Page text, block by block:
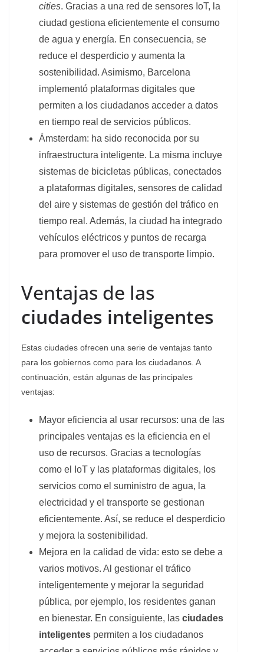
cities. Gracias a una red de sensores IoT, la
ciudad gestiona eficientemente el consumo
de agua y energía. En consecuencia, se
reduce el desperdicio y aumenta la
sostenibilidad. Asimismo, Barcelona
implementó plataformas digitales que
permiten a los ciudadanos acceder a datos
en tiempo real de servicios públicos.
Ámsterdam: ha sido reconocida por su
infraestructura inteligente. La misma incluye
sistemas de bicicletas públicas, conectados
a plataformas digitales, sensores de calidad
del aire y sistemas de gestión del tráfico en
tiempo real. Además, la ciudad ha integrado
vehículos eléctricos y puntos de recarga
para promover el uso de transporte limpio.
Ventajas de las
ciudades inteligentes
Estas ciudades ofrecen una serie de ventajas tanto
para los gobiernos como para los ciudadanos. A
continuación, están algunas de las principales
ventajas:
Mayor eficiencia al usar recursos: una de las
principales ventajas es la eficiencia en el
uso de recursos. Gracias a tecnologías
como el IoT y las plataformas digitales, los
servicios como el suministro de agua, la
electricidad y el transporte se gestionan
eficientemente. Así, se reduce el desperdicio
y mejora la sostenibilidad.
Mejora en la calidad de vida: esto se debe a
varios motivos. Al gestionar el tráfico
inteligentemente y mejorar la seguridad
pública, por ejemplo, los residentes ganan
en bienestar. En consiguiente, las ciudades
inteligentes permiten a los ciudadanos